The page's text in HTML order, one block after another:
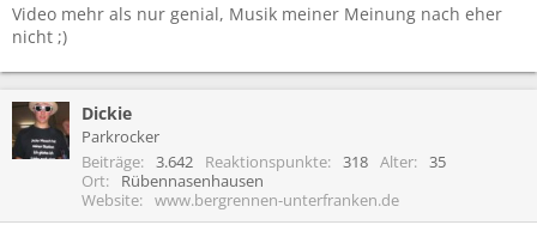
Video mehr als nur genial, Musik meiner Meinung nach eher
nicht ;)
Dickie
Parkrocker
Beiträge
3.642 Reaktionspunkte 318 Alter
35
Ort
Rübennasenhausen
Website
www.bergrennen-unterfranken.de